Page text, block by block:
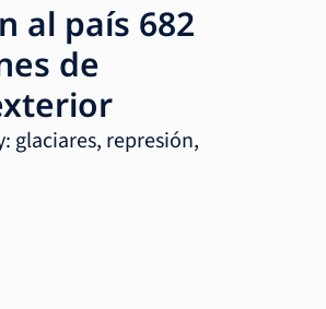
al país 682
de
glaciares, represión,